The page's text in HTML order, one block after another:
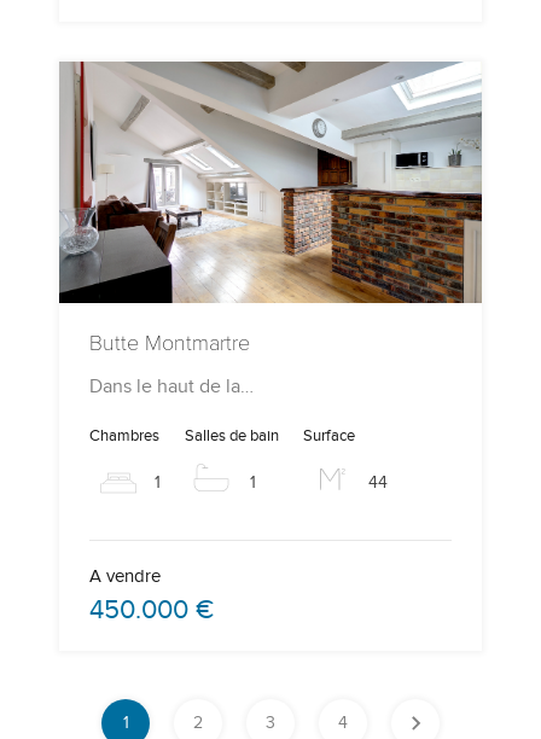
Butte Montmartre
Dans le haut de la…
Chambres
1
Salles de bain
1
Surface
44
A vendre
450.000 €
1 2 3 4